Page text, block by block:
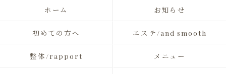
ホーム お知らせ
初めての方へ エステ/and smooth
整体/rapport メニュー